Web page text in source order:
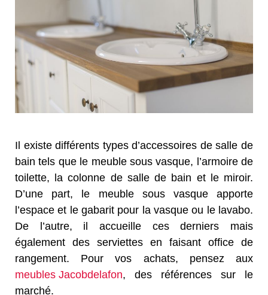
Il existe différents types d’accessoires de salle de
bain tels que le meuble sous vasque, l’armoire de
toilette, la colonne de salle de bain et le miroir.
D’une part, le meuble sous vasque apporte
l’espace et le gabarit pour la vasque ou le lavabo.
De l’autre, il accueille ces derniers mais
également des serviettes en faisant office de
rangement. Pour vos achats, pensez aux
meubles Jacobdelafon, des références sur le
marché.